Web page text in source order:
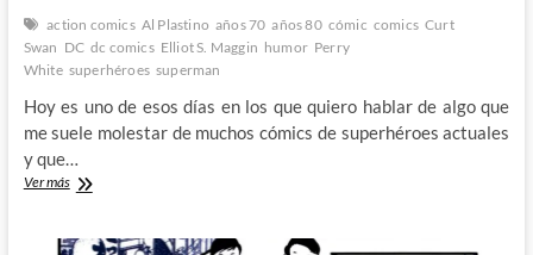
action comics Al Plastino años 70 años 80 cómic comics Curt
Swan DC dc comics Elliot S. Maggin humor Perry
White superhéroes superman
Hoy es uno de esos días en los que quiero hablar de algo que
me suele molestar de muchos cómics de superhéroes actuales
y que…
Ver más¿Ya
normal